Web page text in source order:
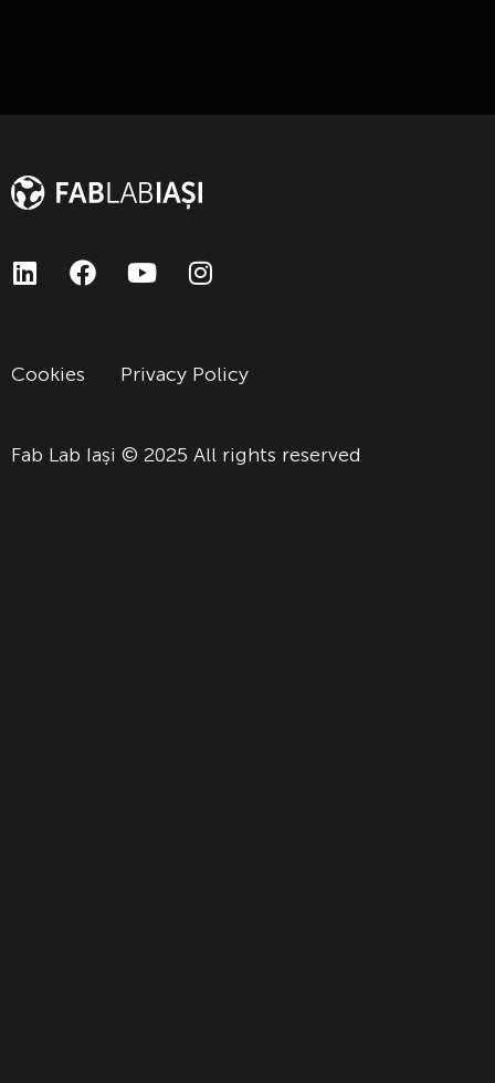
Fab Lab Iași © 2025 All rights reserved
Cookies Privacy Policy